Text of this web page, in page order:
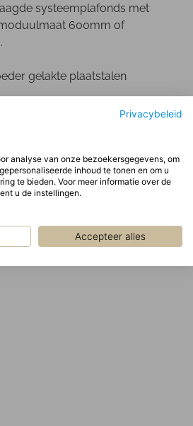
Privacybeleid
analyse van onze bezoekersgegevens, om
inhoud te tonen en om u
te bieden. Voor meer informatie over de
u de instellingen.
Accepteer alles
systeemplafonds met
600mm of
gelakte plaatstalen
indirect en zacht licht.